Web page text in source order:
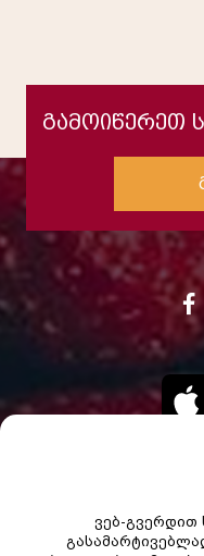
ვებ-გვერდით
გამოიწერეთ